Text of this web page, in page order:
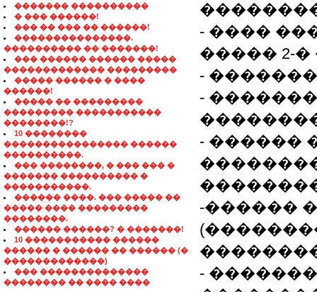
������� ����������
� ��� ������!
��� �� ��� �� ������!
���������������.
���������� �� �������!
��� ������ ������ �����
������������� ���������
����� ������ � ����
������!
����� �� ���������
��������� �����������
��������!?
10 ��������
���������������� ������
����������.
��� ��������, � ��� ��� �
������� ���������� �
�����������.
������ ����. ��� ����� ��
����� ���� ���������
��������.
������ ������? � �������!
10 ����������� ������
������ � ������ �� ������ (�
�������������)
��� ��������������
�������� �� ���� ����
- ����
����� 2-�
- �������
-
- ������
-������
-